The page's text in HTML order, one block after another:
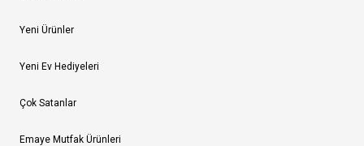
Yeni Ürünler
Yeni Ev Hediyeleri
Çok Satanlar
Emaye Mutfak Ürünleri